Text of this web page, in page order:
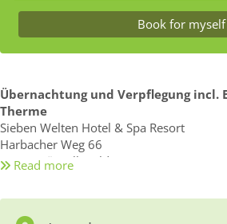
Book for myself
Übernachtung und Verpflegung incl.
Therme
Sieben Welten Hotel & Spa Resort
Harbacher Weg 66
36093 Künzell (Fulda)
Read more